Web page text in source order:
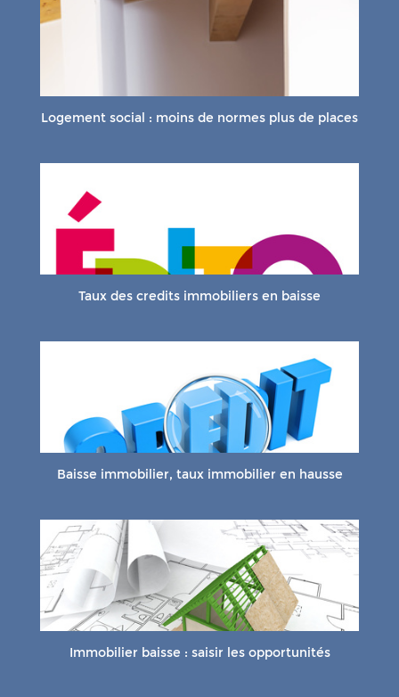
Logement social : moins de normes plus de places
Taux des credits immobiliers en baisse
Baisse immobilier, taux immobilier en hausse
Immobilier baisse : saisir les opportunités